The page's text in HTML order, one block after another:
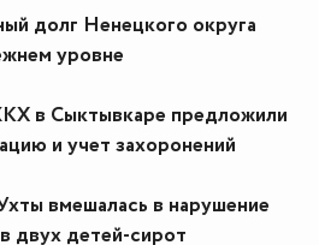
долг Ненецкого округа
уровне
в Сыктывкаре предложили
и учет захоронений
вмешалась в нарушение
двух детей-сирот